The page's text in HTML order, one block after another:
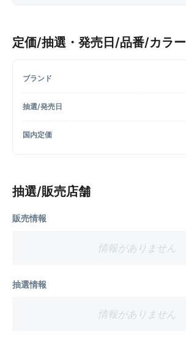
定価/抽選・発売日/品番/カラー
ブランド
抽選/発売日
国内定価
抽選/販売店舗
販売情報
情報がありません
抽選情報
情報がありません